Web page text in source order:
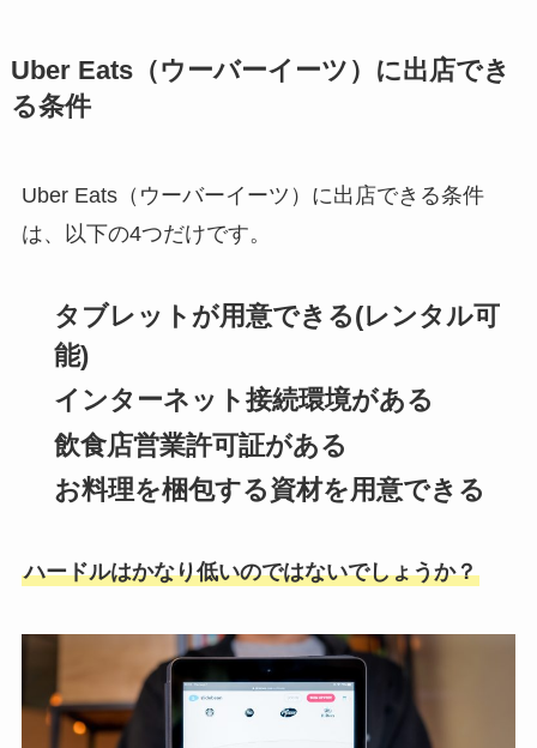
Uber Eats（ウーバーイーツ）に出店でき
る条件
Uber Eats（ウーバーイーツ）に出店できる条件
は、以下の4つだけです。
タブレットが用意できる(レンタル可
能)
インターネット接続環境がある
飲食店営業許可証がある
お料理を梱包する資材を用意できる
ハードルはかなり低いのではないでしょうか？